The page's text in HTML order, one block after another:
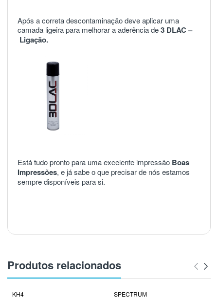
Após a correta descontaminação deve aplicar uma
camada ligeira para melhorar a aderência de3 DLAC –
Ligação.
Está tudo pronto para uma excelente impressão Boas
Impressões, e já sabe o que precisar de nós estamos
sempre disponíveis para si.
Produtos relacionados
KH4 SPECTRUM